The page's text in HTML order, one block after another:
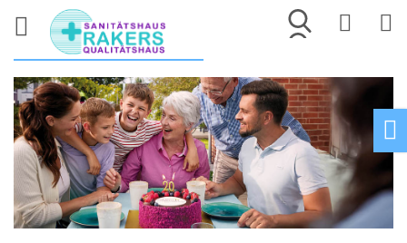
Merkliste